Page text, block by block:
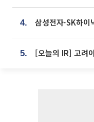
4. 삼성전자·SK하
5. [오늘의 IR] 고려